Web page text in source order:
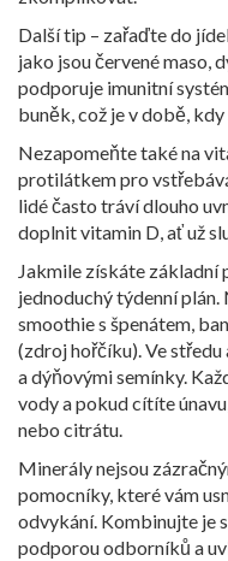
Další tip – zařaďte do
jako jsou červené maso,
podporuje imunitní
buněk, což je v době,
Nezapomeňte také na
protilátkem pro
lidé často tráví dlouho
doplnit vitamin D, ať už
Jakmile získáte základní
jednoduchý týdenní plán.
smoothie s špenátem,
(zdroj hořčíku). Ve
a dýňovými semínky.
vody a pokud cítíte
nebo citrátu.
Minerály nejsou
pomocníky, které vám
odvykání. Kombinujte je
podporou odborníků a